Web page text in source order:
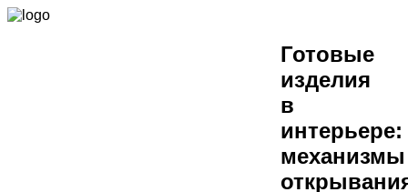
Готовые
изделия
в
интерьере:
механизмы